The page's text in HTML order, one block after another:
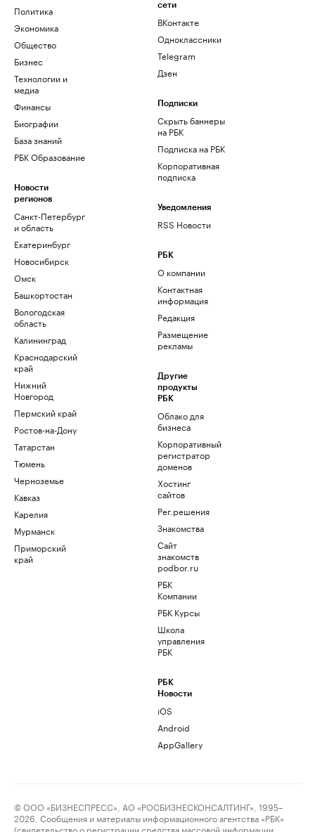
Политика
Экономика
Общество
Бизнес
Технологии и
медиа
Финансы
Биографии
База знаний
РБК Образование
Новости
регионов
Санкт-Петербург
и область
Екатеринбург
Новосибирск
Омск
Башкортостан
Вологодская
область
Калининград
Краснодарский
край
Нижний
Новгород
Пермский край
Ростов-на-Дону
Татарстан
Тюмень
Черноземье
Кавказ
Карелия
Мурманск
Приморский
край
сети
ВКонтакте
Одноклассники
Telegram
Дзен
Подписки
Скрыть баннеры
на РБК
Подписка на РБК
Корпоративная
подписка
Уведомления
RSS Новости
РБК
О компании
Контактная
информация
Редакция
Размещение
рекламы
Другие
продукты
РБК
Облако для
бизнеса
Корпоративный
регистратор
доменов
Хостинг
сайтов
Рег.решения
Знакомства
Сайт
знакомств
podbor.ru
РБК
Компании
РБК Курсы
Школа
управления
РБК
РБК
Новости
iOS
Android
AppGallery
© ООО «БИЗНЕСПРЕСС», АО «РОСБИЗНЕСКОНСАЛТИНГ», 1995–
2026. Сообщения и материалы информационного агентства «РБК»
(свидетельство о регистрации средства массовой информации